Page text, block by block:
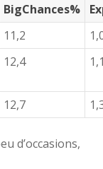
BigChances%
11,2
12,4
12,7
d’occasions,